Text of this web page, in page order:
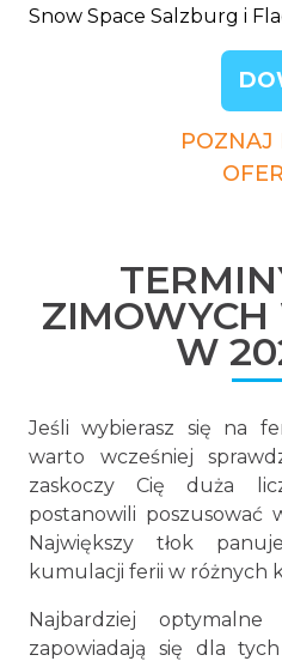
Snow Space Salzburg i
POZNAJ
W
Jeśli wybierasz się na
warto wcześniej
zaskoczy Cię duża
postanowili poszusować
Największy tłok
kumulacji ferii w różnych
Najbardziej
zapowiadają się dla